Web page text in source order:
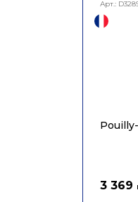
Арт.:
3 369